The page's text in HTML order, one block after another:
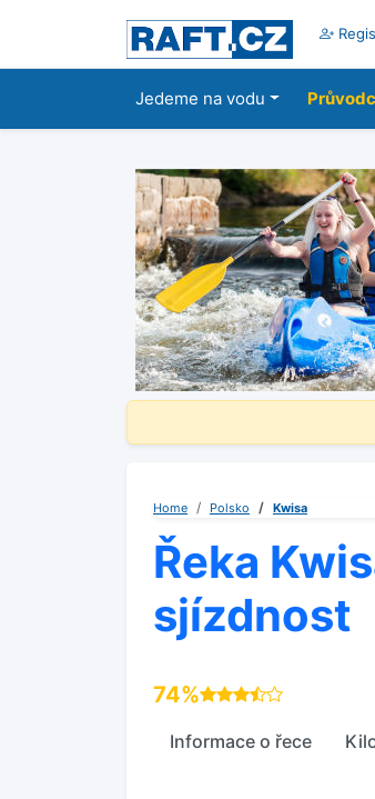
Jedeme na vodu
Home Polsko Kwisa
Řeka
sjízdnost
74%
Informace o řece